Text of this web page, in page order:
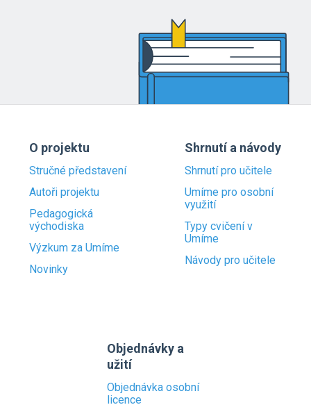
O projektu
Stručné představení
Autoři projektu
Pedagogická
východiska
Výzkum za Umíme
Novinky
Shrnutí a návody
Shrnutí pro učitele
Umíme pro osobní
využití
Typy cvičení v
Umíme
Návody pro učitele
Objednávky a
užití
Objednávka osobní
licence